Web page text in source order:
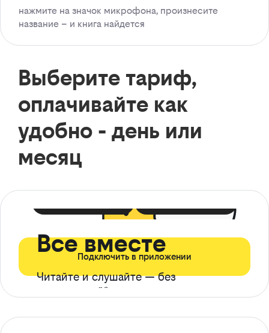
нажмите на значок микрофона, произнесите
название – и книга найдется
Выберите тариф,
оплачивайте как
удобно - день или
месяц
Все вместе
Читайте и слушайте — без
ограничений*
Подключить в приложении